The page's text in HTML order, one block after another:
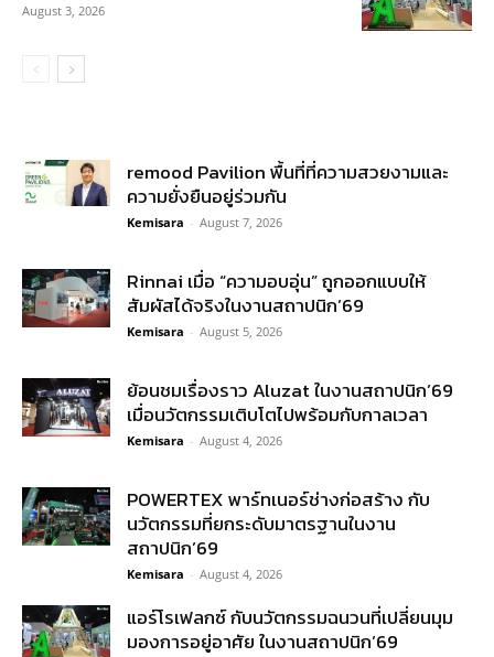
August 3, 2026
remood Pavilion พื้นที่ที่ความสวยงามและ
ความยั่งยืนอยู่ร่วมกัน
Kemisara - August 7, 2026
Rinnai เมื่อ “ความอบอุ่น” ถูกออกแบบให้
สัมผัสได้จริงในงานสถาปนิก’69
Kemisara - August 5, 2026
ย้อนชมเรื่องราว Aluzat ในงานสถาปนิก’69
เมื่อนวัตกรรมเติบโตไปพร้อมกับกาลเวลา
Kemisara - August 4, 2026
POWERTEX พาร์ทเนอร์ช่างก่อสร้าง กับ
นวัตกรรมที่ยกระดับมาตรฐานในงาน
สถาปนิก’69
Kemisara - August 4, 2026
แอร์โรเฟลกซ์ กับนวัตกรรมฉนวนที่เปลี่ยนมุม
มองการอยู่อาศัย ในงานสถาปนิก’69